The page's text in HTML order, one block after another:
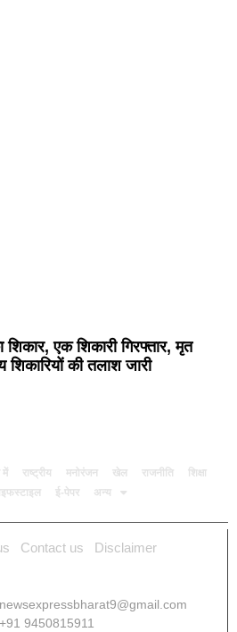
एक शिकारी गिरफ्तार, मृत
शिकारियों की तलाश जारी
राष्ट्रीय मनोरंजन खेल राजनीति
शिक्षा
ई-पेपर अन्य
Contact us
Disclaimer
newsexpressbharat9@gmail.com
+91 9450815911